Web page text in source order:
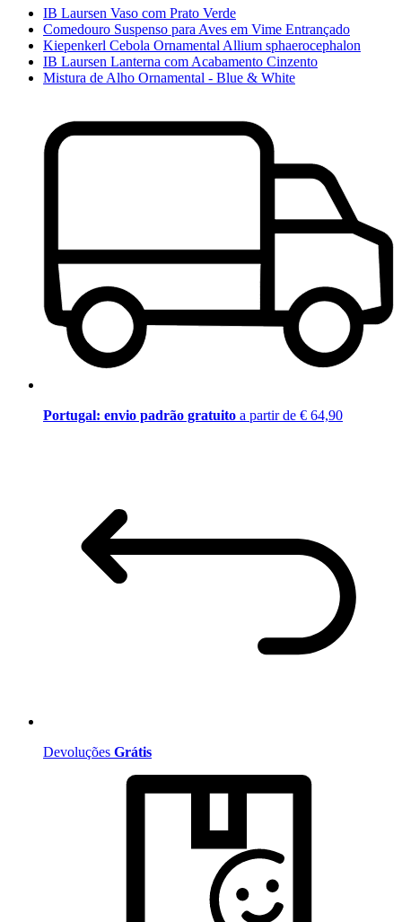
IB Laursen Vaso com Prato Verde
Comedouro Suspenso para Aves em Vime Entrançado
Kiepenkerl Cebola Ornamental Allium sphaerocephalon
IB Laursen Lanterna com Acabamento Cinzento
Mistura de Alho Ornamental - Blue & White
Portugal: envio padrão gratuito a partir de € 64,90
Devoluções Grátis